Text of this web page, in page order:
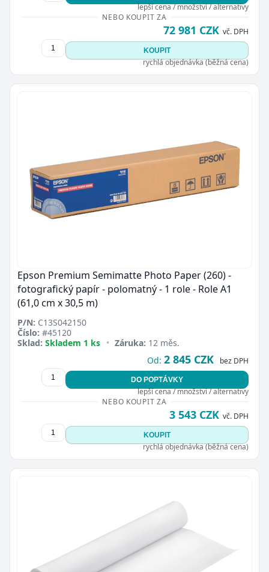
lepší cena / množství / alternativy
NEBO KOUPIT ZA
72 981 CZK vč. DPH
KOUPIT
rychlá objednávka (běžná cena)
Epson Premium Semimatte Photo Paper (260) -
fotografický papír - polomatný - 1 role - Role A1
(61,0 cm x 30,5 m)
P/N: C13S042150
Číslo: #45120
Sklad: Skladem 1 ks • Záruka: 12 měs.
Od: 2 845 CZK bez DPH
DO POPTÁVKY
lepší cena / množství / alternativy
NEBO KOUPIT ZA
3 543 CZK vč. DPH
KOUPIT
rychlá objednávka (běžná cena)